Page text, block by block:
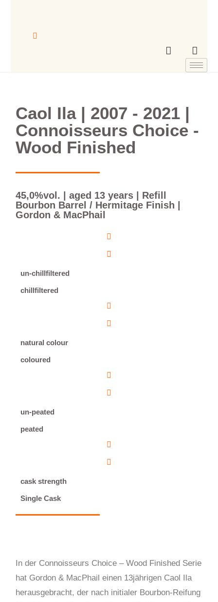
Caol Ila | 2007 - 2021 |
Connoisseurs Choice -
Wood Finished
45,0%vol. | aged 13 years | Refill
Bourbon Barrel / Hermitage Finish |
Gordon & MacPhail
un-chillfiltered
chillfiltered
natural colour
coloured
un-peated
peated
cask strength
Single Cask
In der Connoisseurs Choice – Wood Finished Serie
hat Gordon & MacPhail einen 13jährigen Caol Ila
herausgebracht, der nach initialer Bourbon-Reifung